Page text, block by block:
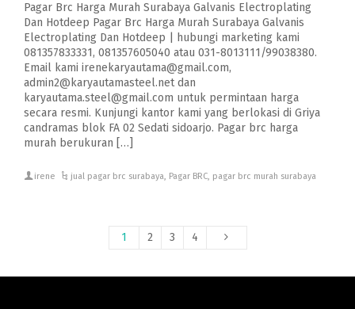
Pagar Brc Harga Murah Surabaya Galvanis Electroplating
Dan Hotdeep Pagar Brc Harga Murah Surabaya Galvanis
Electroplating Dan Hotdeep | hubungi marketing kami
081357833331, 081357605040 atau 031-8013111/99038380.
Email kami irenekaryautama@gmail.com,
admin2@karyautamasteel.net dan
karyautama.steel@gmail.com untuk permintaan harga
secara resmi. Kunjungi kantor kami yang berlokasi di Griya
candramas blok FA 02 Sedati sidoarjo. Pagar brc harga
murah berukuran […]
irene jual pagar brc surabaya, Pagar BRC, pagar brc murah surabaya
1 2 3 4